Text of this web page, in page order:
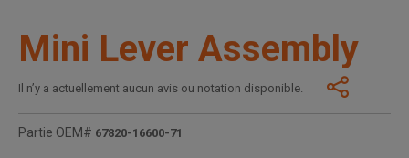
Mini Lever Assembly
Il n’y a actuellement aucun avis ou notation disponible.
Partie OEM# 67820-16600-71